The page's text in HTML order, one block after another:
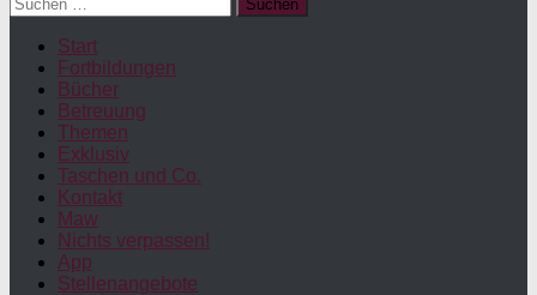
nach:
Start
Fortbildungen
Bücher
Betreuung
Themen
Exklusiv
Taschen und Co.
Kontakt
Maw
Nichts verpassen!
App
Stellenangebote